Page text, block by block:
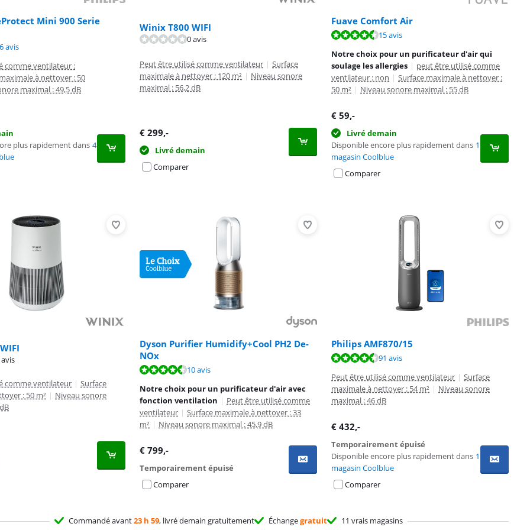
Mini 900 Serie
sur 10, basée sur 76 avis.
avis
comme ventilateur :
à nettoyer : 50
maximal : 49,5 dB
plus rapidement dans 4
Winix T800 WIFI
0 avis
Peut être utilisé comme ventilateur | Surface
maximale à nettoyer : 120 m² | Niveau sonore
maximal : 56,2 dB
€ 299,-
Livré demain
Comparer
Fuave Comfort Air
sur 10, basée sur 15 avis.
15 avis
Notre choix pour un purificateur d'air qui
soulage les allergies | peut être utilisé comme
ventilateur : non | Surface maximale à nettoyer :
50 m² | Niveau sonore maximal : 55 dB
€ 59,-
Livré demain
Disponible encore plus rapidement dans 1
magasin Coolblue
Comparer
comme ventilateur | Surface
: 50 m² | Niveau sonore
Dyson Purifier Humidify+Cool PH2 De-
NOx
10 avis
Notre choix pour un purificateur d'air avec
fonction ventilation | Peut être utilisé comme
ventilateur | Surface maximale à nettoyer : 33
m² | Niveau sonore maximal : 45,9 dB
€ 799,-
Temporairement épuisé
Comparer
Philips AMF870/15
sur 10, basée sur 91 avis.
91 avis
Peut être utilisé comme ventilateur | Surface
maximale à nettoyer : 54 m² | Niveau sonore
maximal : 46 dB
€ 432,-
Temporairement épuisé
Disponible encore plus rapidement dans 1
magasin Coolblue
Comparer
Commandé avant23 h 59, livré demain gratuitement Échangegratuit 11 vrais magasins